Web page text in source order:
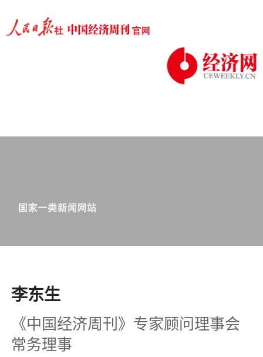
李东生
《中国经济周刊》专家顾问理事会
常务理事